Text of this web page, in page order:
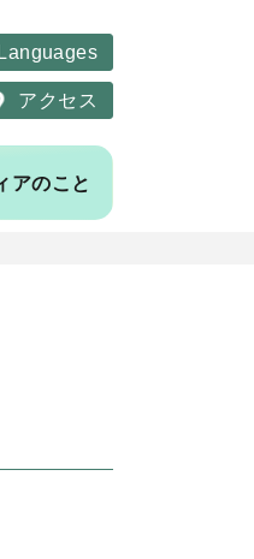
アのこと
アクセス